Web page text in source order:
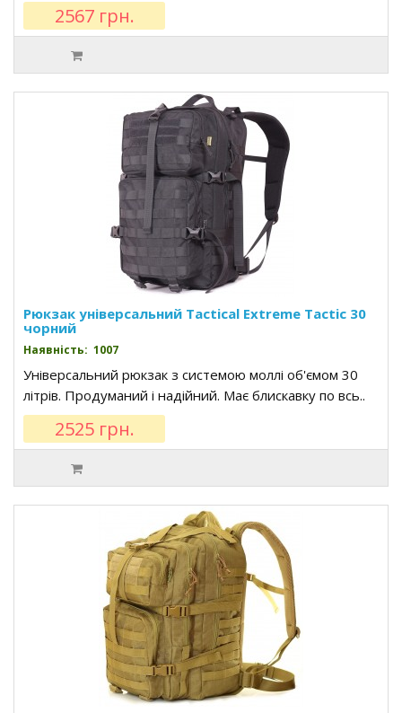
2567 грн.
Рюкзак універсальний Tactical Extreme Tactic 30
чорний
Наявність: 1007
Універсальний рюкзак з системою моллі об'ємом 30
літрів. Продуманий і надійний. Має блискавку по всь..
2525 грн.